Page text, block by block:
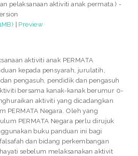
pelaksanaan aktiviti anak permata ) -
| Preview
aktiviti anak PERMATA
kepada pensyarah, jurulatih,
pengasuh, pendidik dan pengasuh
bersama kanak-kanak berumur 0-
aktiviti yang dicadangkan
PERMATA Negara. Oleh yang
PERMATA Negara perlu dirujuk
buku panduan ini bagi
dan bidang perkembangan
sebelum melaksanakan aktivit